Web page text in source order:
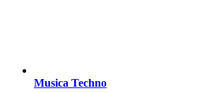
Musica Techno